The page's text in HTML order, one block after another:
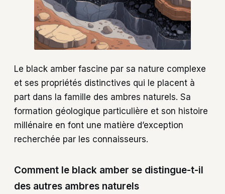
Le black amber fascine par sa nature complexe
et ses propriétés distinctives qui le placent à
part dans la famille des ambres naturels. Sa
formation géologique particulière et son histoire
millénaire en font une matière d’exception
recherchée par les connaisseurs.
Comment le black amber se distingue-t-il
des autres ambres naturels